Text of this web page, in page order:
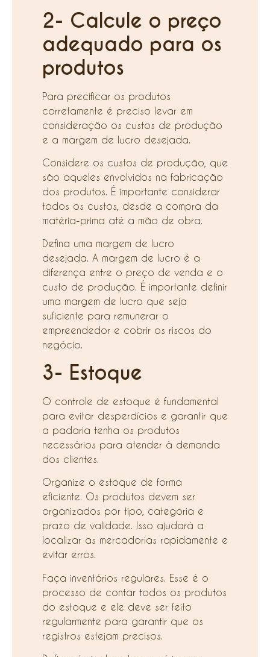
2- Calcule o preço
adequado para os
produtos
Para precificar os produtos
corretamente é preciso levar em
consideração os custos de produção
e a margem de lucro desejada.
Considere os custos de produção, que
são aqueles envolvidos na fabricação
dos produtos. É importante considerar
todos os custos, desde a compra da
matéria-prima até a mão de obra.
Defina uma margem de lucro
desejada. A margem de lucro é a
diferença entre o preço de venda e o
custo de produção. É importante definir
uma margem de lucro que seja
suficiente para remunerar o
empreendedor e cobrir os riscos do
negócio.
3- Estoque
O controle de estoque é fundamental
para evitar desperdícios e garantir que
a padaria tenha os produtos
necessários para atender à demanda
dos clientes.
Organize o estoque de forma
eficiente. Os produtos devem ser
organizados por tipo, categoria e
prazo de validade. Isso ajudará a
localizar as mercadorias rapidamente e
evitar erros.
Faça inventários regulares. Esse é o
processo de contar todos os produtos
do estoque e ele deve ser feito
regularmente para garantir que os
registros estejam precisos.